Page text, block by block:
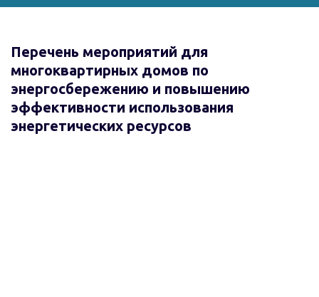
Перечень мероприятий для
многоквартирных домов по
энергосбережению и повышению
эффективности использования
энергетических ресурсов